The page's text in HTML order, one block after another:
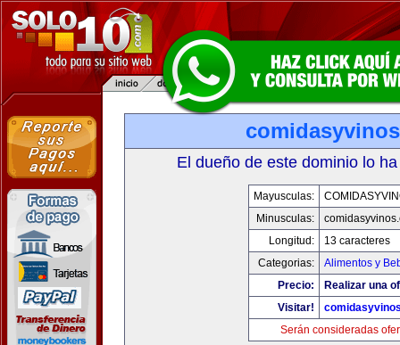
El dueño de este dominio lo
Mayusculas:
Minusculas:
Longitud:
13 caracteres
Categorias:
Alimentos y
Precio:
Realizar una
Visitar!
Serán consideradas